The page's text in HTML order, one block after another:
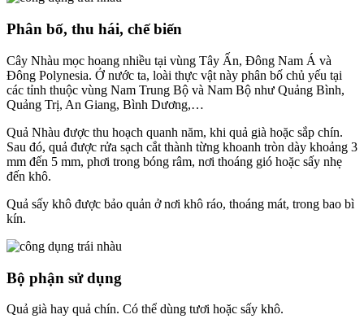
Phân bố, thu hái, chế biến
Cây Nhàu mọc hoang nhiều tại vùng Tây Ấn, Đông Nam Á và
Đông Polynesia. Ở nước ta, loài thực vật này phân bố chủ yếu tại
các tỉnh thuộc vùng Nam Trung Bộ và Nam Bộ như Quảng Bình,
Quảng Trị, An Giang, Bình Dương,…
Quả Nhàu được thu hoạch quanh năm, khi quả già hoặc sắp chín.
Sau đó, quả được rửa sạch cắt thành từng khoanh tròn dày khoảng 3
mm đến 5 mm, phơi trong bóng râm, nơi thoáng gió hoặc sấy nhẹ
đến khô.
Quả sấy khô được bảo quản ở nơi khô ráo, thoáng mát, trong bao bì
kín.
Bộ phận sử dụng
Quả già hay quả chín. Có thể dùng tươi hoặc sấy khô.